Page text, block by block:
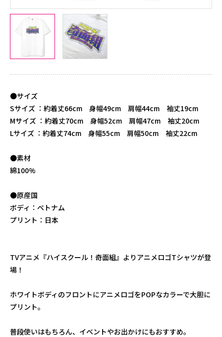
●サイズ
Sサイズ ：約着丈66cm 身幅49cm 肩幅44cm 袖丈19cm
Mサイズ ：約着丈70cm 身幅52cm 肩幅47cm 袖丈20cm
Lサイズ ：約着丈74cm 身幅55cm 肩幅50cm 袖丈22cm
●素材
綿100%
●原産国
ボディ：ベトナム
プリント：日本
TVアニメ『ハイスクール！奇面組』よりアニメロゴTシャツが登
場！
ホワイトボディのフロントにアニメロゴをPOPなカラーで大胆に
プリント。
普段使いはもちろん、イベントやお出かけにもおすすめ。